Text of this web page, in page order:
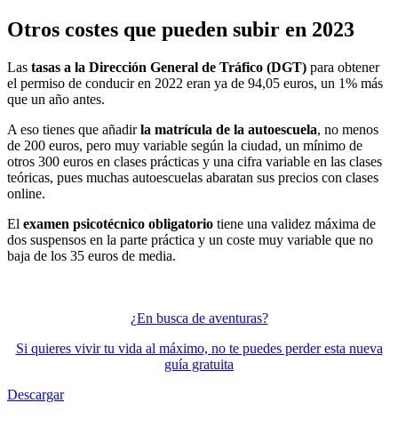
Otros costes que pueden subir en 2023
Las tasas a la Dirección General de Tráfico (DGT) para obtener
el permiso de conducir en 2022 eran ya de 94,05 euros, un 1% más
que un año antes.
A eso tienes que añadirla matrícula de la autoescuela, no menos
de 200 euros, pero muy variable según la ciudad, un mínimo de
otros 300 euros en clases prácticas y una cifra variable en las clases
teóricas, pues muchas autoescuelas abaratan sus precios con clases
online.
El examen psicotécnico obligatorio tiene una validez máxima de
dos suspensos en la parte práctica y un coste muy variable que no
baja de los 35 euros de media.
¿En busca de aventuras?
Si quieres vivir tu vida al máximo, no te puedes perder esta nueva
guía gratuita
Descargar